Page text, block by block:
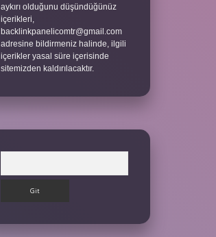
aykırı olduğunu düşündüğünüz
içerikleri,
backlinkpanelicomtr@gmail.com
adresine bildirmeniz halinde, ilgili
içerikler yasal süre içerisinde
sitemizden kaldırılacaktır.